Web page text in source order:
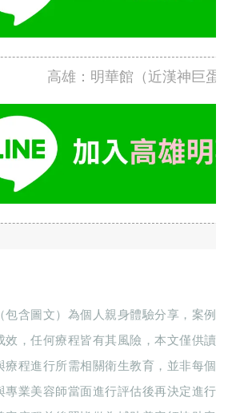
高雄：明華館（近漢神巨蛋
含圖文）為個人親身體驗分享，案例
效，任何療程皆有其風險，本文僅供讀
程進行所需相關衛生教育，並非每個
專業美容師當面進行評估後再決定進行